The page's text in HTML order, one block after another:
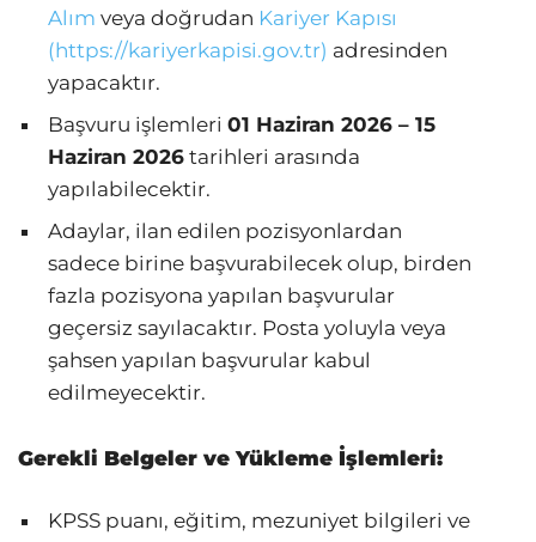
Alım veya doğrudan Kariyer Kapısı
(https://kariyerkapisi.gov.tr) adresinden
yapacaktır.
Başvuru işlemleri 01 Haziran 2026 – 15
Haziran 2026 tarihleri arasında
yapılabilecektir.
Adaylar, ilan edilen pozisyonlardan
sadece birine başvurabilecek olup, birden
fazla pozisyona yapılan başvurular
geçersiz sayılacaktır. Posta yoluyla veya
şahsen yapılan başvurular kabul
edilmeyecektir.
Gerekli Belgeler ve Yükleme İşlemleri:
KPSS puanı, eğitim, mezuniyet bilgileri ve